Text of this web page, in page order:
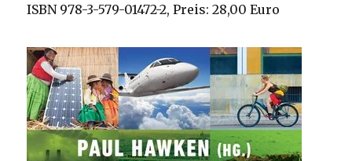
ISBN 978-3-579-01472-2, Preis: 28,00 Euro